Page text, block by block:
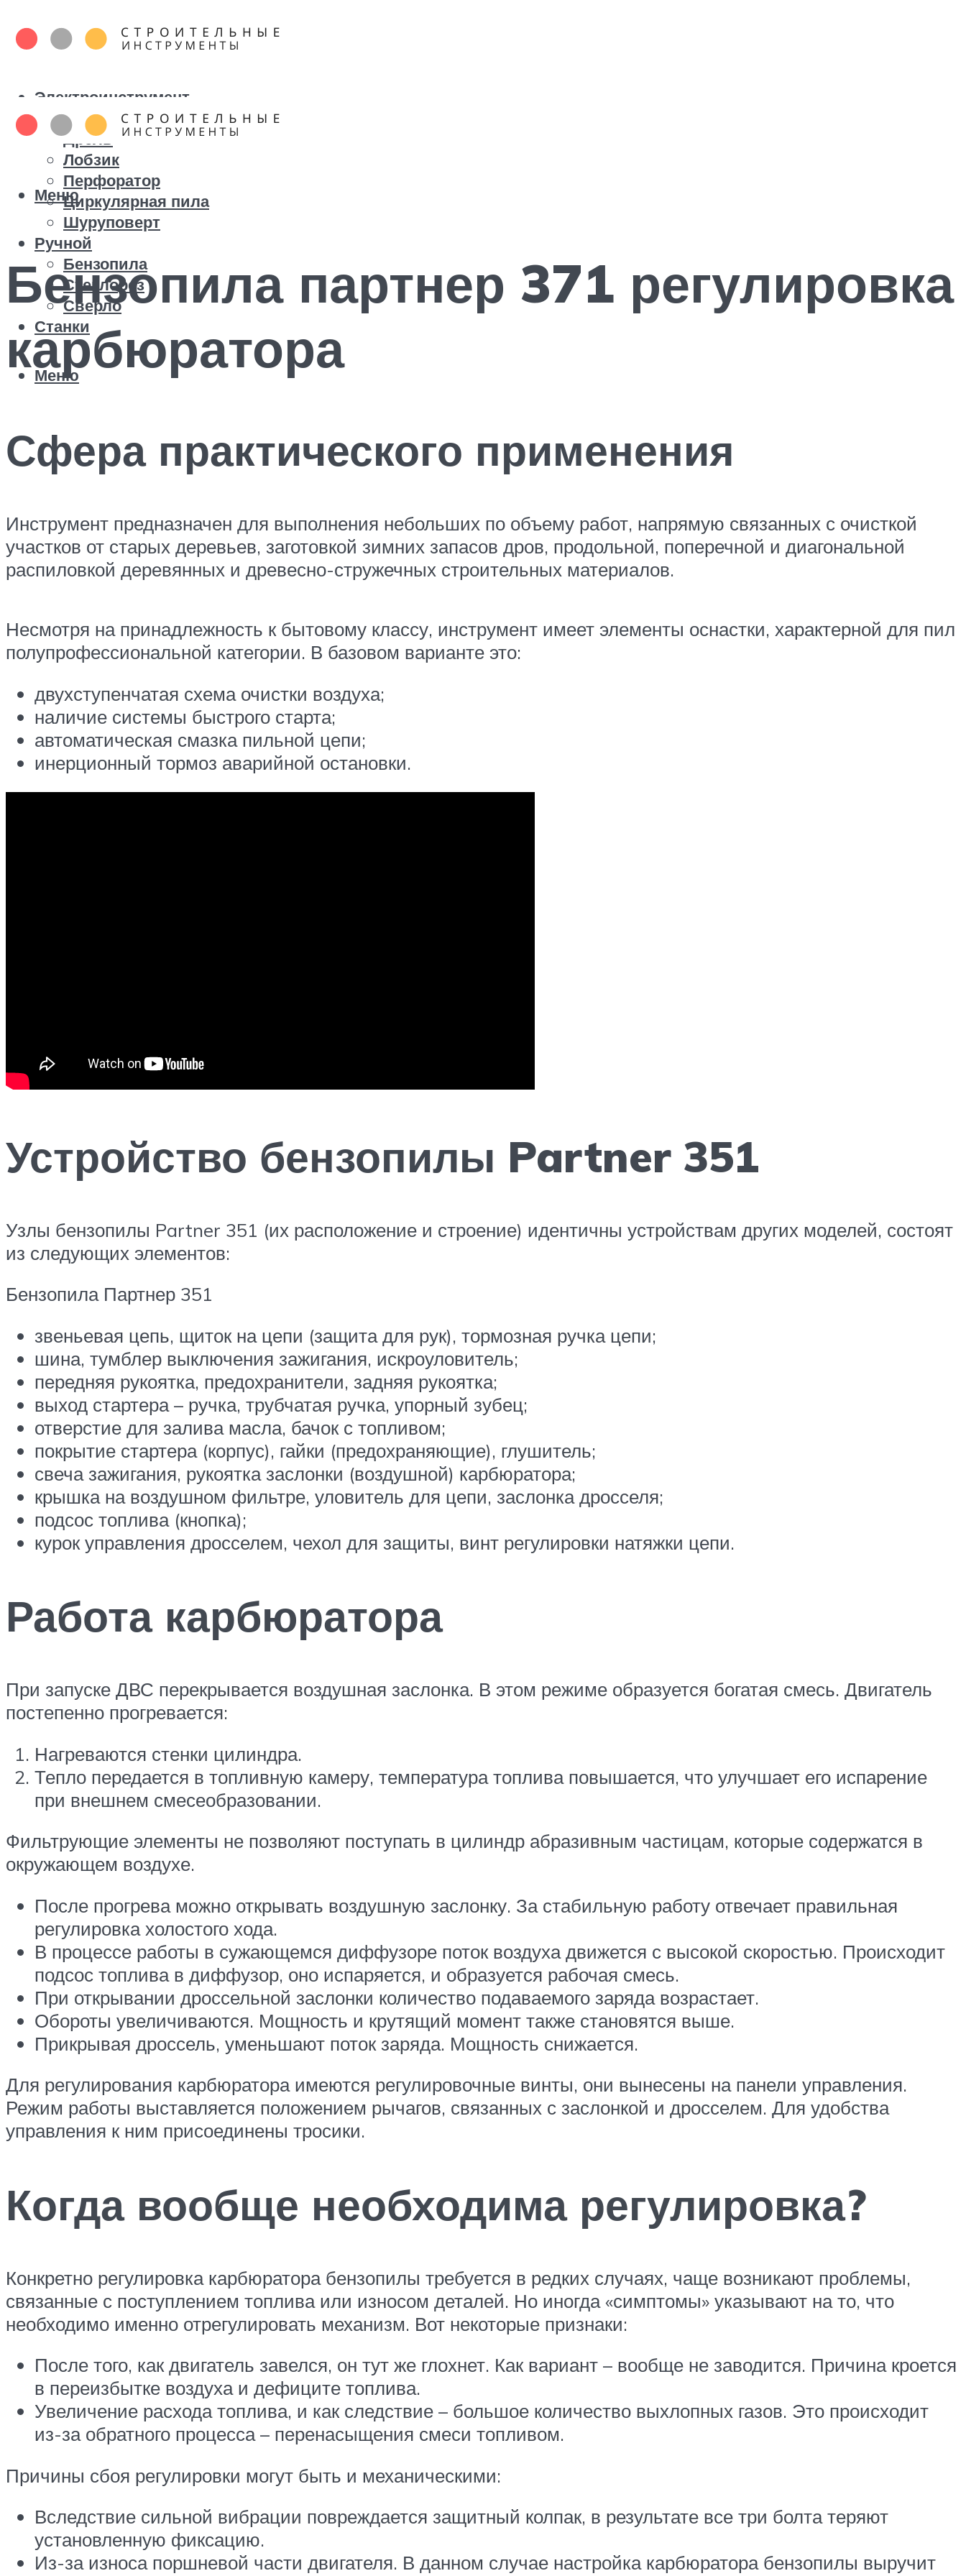
Электроинструмент
Болгарка
Дрель
Лобзик
Перфоратор
Циркулярная пила
Шуруповерт
Ручной
Бензопила
Стеклорез
Сверло
Станки
Меню
Меню
Бензопила партнер 371 регулировка
карбюратора
Сфера практического применения
Инструмент предназначен для выполнения небольших по объему работ, напрямую связанных с очисткой
участков от старых деревьев, заготовкой зимних запасов дров, продольной, поперечной и диагональной
распиловкой деревянных и древесно-стружечных строительных материалов.
Несмотря на принадлежность к бытовому классу, инструмент имеет элементы оснастки, характерной для пил
полупрофессиональной категории. В базовом варианте это:
двухступенчатая схема очистки воздуха;
наличие системы быстрого старта;
автоматическая смазка пильной цепи;
инерционный тормоз аварийной остановки.
Устройство бензопилы Partner 351
Узлы бензопилы Partner 351 (их расположение и строение) идентичны устройствам других моделей, состоят
из следующих элементов:
Бензопила Партнер 351
звеньевая цепь, щиток на цепи (защита для рук), тормозная ручка цепи;
шина, тумблер выключения зажигания, искроуловитель;
передняя рукоятка, предохранители, задняя рукоятка;
выход стартера – ручка, трубчатая ручка, упорный зубец;
отверстие для залива масла, бачок с топливом;
покрытие стартера (корпус), гайки (предохраняющие), глушитель;
свеча зажигания, рукоятка заслонки (воздушной) карбюратора;
крышка на воздушном фильтре, уловитель для цепи, заслонка дросселя;
подсос топлива (кнопка);
курок управления дросселем, чехол для защиты, винт регулировки натяжки цепи.
Работа карбюратора
При запуске ДВС перекрывается воздушная заслонка. В этом режиме образуется богатая смесь. Двигатель
постепенно прогревается:
Нагреваются стенки цилиндра.
Тепло передается в топливную камеру, температура топлива повышается, что улучшает его испарение
при внешнем смесеобразовании.
Фильтрующие элементы не позволяют поступать в цилиндр абразивным частицам, которые содержатся в
окружающем воздухе.
После прогрева можно открывать воздушную заслонку. За стабильную работу отвечает правильная
регулировка холостого хода.
В процессе работы в сужающемся диффузоре поток воздуха движется с высокой скоростью. Происходит
подсос топлива в диффузор, оно испаряется, и образуется рабочая смесь.
При открывании дроссельной заслонки количество подаваемого заряда возрастает.
Обороты увеличиваются. Мощность и крутящий момент также становятся выше.
Прикрывая дроссель, уменьшают поток заряда. Мощность снижается.
Для регулирования карбюратора имеются регулировочные винты, они вынесены на панели управления.
Режим работы выставляется положением рычагов, связанных с заслонкой и дросселем. Для удобства
управления к ним присоединены тросики.
Когда вообще необходима регулировка?
Конкретно регулировка карбюратора бензопилы требуется в редких случаях, чаще возникают проблемы,
связанные с поступлением топлива или износом деталей. Но иногда «симптомы» указывают на то, что
необходимо именно отрегулировать механизм. Вот некоторые признаки:
После того, как двигатель завелся, он тут же глохнет. Как вариант – вообще не заводится. Причина кроется
в переизбытке воздуха и дефиците топлива.
Увеличение расхода топлива, и как следствие – большое количество выхлопных газов. Это происходит
из-за обратного процесса – перенасыщения смеси топливом.
Причины сбоя регулировки могут быть и механическими:
Вследствие сильной вибрации повреждается защитный колпак, в результате все три болта теряют
установленную фиксацию.
Из-за износа поршневой части двигателя. В данном случае настройка карбюратора бензопилы выручит